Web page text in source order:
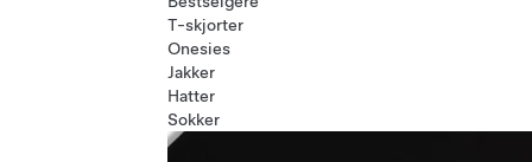
T-skjorter
Onesies
Jakker
Hatter
Sokker